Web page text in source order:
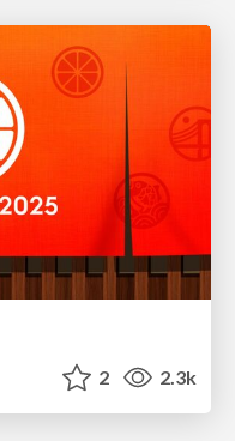
2 2.3k